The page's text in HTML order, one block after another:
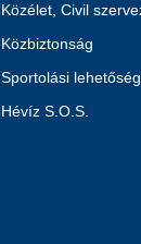
Közélet, Civil
Közbiztonság
Sportolási
Hévíz S.O.S.